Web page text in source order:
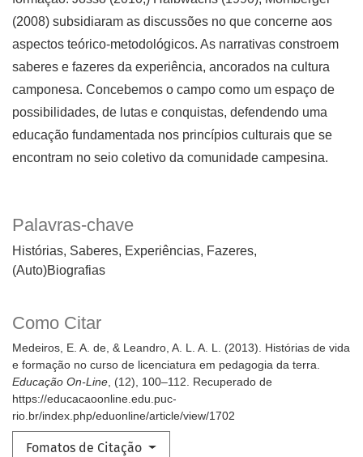
Palavras-chave
Histórias Saberes Experiências Fazeres
(Auto)Biografias
Como Citar
Medeiros, E. A. de, & Leandro, A. L. A. L. (2013). Histórias de vida
e formação no curso de licenciatura em pedagogia da terra.
Educação On-Line, (12), 100–112. Recuperado de
https://educacaoonline.edu.puc-
rio.br/index.php/eduonline/article/view/1702
Fomatos de Citação
(2008) subsidiaram as discussões no que concerne aos
aspectos teórico-metodológicos. As narrativas constroem
saberes e fazeres da experiência, ancorados na cultura
camponesa. Concebemos o campo como um espaço de
possibilidades, de lutas e conquistas, defendendo uma
educação fundamentada nos princípios culturais que se
encontram no seio coletivo da comunidade campesina.